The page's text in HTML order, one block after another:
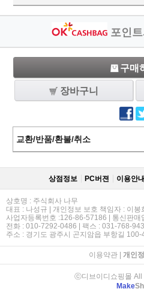
포인
구매
장바구니
교환/반품/환불/취소
상점정보 PC버젼 이용안내
상호명 : 주식회사 나무
대표 : 나성규 | 개인정보 보호 책임자 : 이봉
사업자등록번호 :126-86-57186 | 통신판
전화 : 010-7292-0486 | 팩스 : 031-768-
주소 : 경기도 광주시 곤지암읍 부항길 100-
이용약관| 개인
ⓒ디브이디쇼핑몰 All
Make